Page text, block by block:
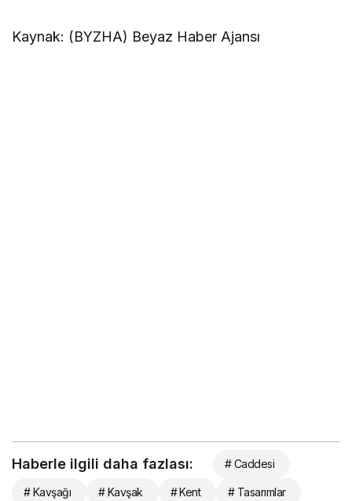
Kaynak: (BYZHA) Beyaz Haber Ajansı
Haberle ilgili daha fazlası: # Caddesi
# Kavşağı # Kavşak # Kent # Tasarımlar